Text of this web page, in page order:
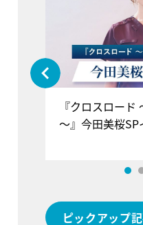
『クロスロー
～』今田美桜
ピックアップ